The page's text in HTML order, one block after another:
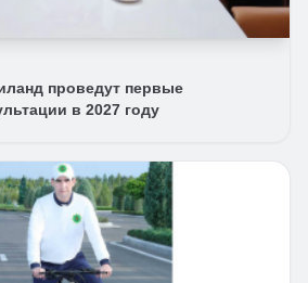
проведут первые
в 2027 году